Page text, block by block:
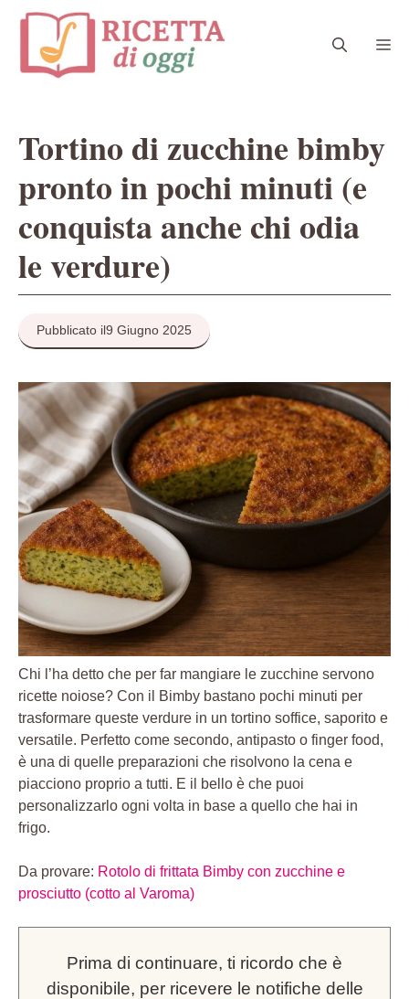
contenuto
Tortino di zucchine bimby
pronto in pochi minuti (e
conquista anche chi odia
le verdure)
Pubblicato il9 Giugno 2025
Chi l’ha detto che per far mangiare le zucchine servono
ricette noiose? Con il Bimby bastano pochi minuti per
trasformare queste verdure in un tortino soffice, saporito e
versatile. Perfetto come secondo, antipasto o finger food,
è una di quelle preparazioni che risolvono la cena e
piacciono proprio a tutti. E il bello è che puoi
personalizzarlo ogni volta in base a quello che hai in
frigo.
Da provare: Rotolo di frittata Bimby con zucchine e
prosciutto (cotto al Varoma)
Prima di continuare, ti ricordo che è
disponibile, per ricevere le notifiche delle